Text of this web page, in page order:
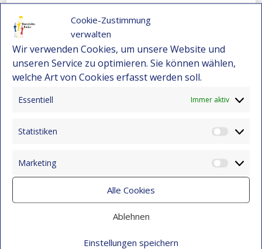
Cookie-Zustimmung
verwalten
Wir verwenden Cookies, um unsere Website und
unseren Service zu optimieren. Sie können wählen,
welche Art von Cookies erfasst werden soll.
Essentiell Immer aktiv
Statistiken
Marketing
Alle Cookies
Ablehnen
Einstellungen speichern
Cali füllt sich mit Worten: Ein unvergessliches
Erlebnis für unsere Kinder
15. Dezember 2025
Festival-Seminar für Orchesterleitung 2025 –
Wo Gemeinschaft und Musik neue Wege
15. Dezember 2025
Esperanza beim Festival in El Salvador
Feier zum Tag der Liebe und Freundschaft
Mit Klängen gemeinsam wachsen: Sinfonisches
9. November 2025